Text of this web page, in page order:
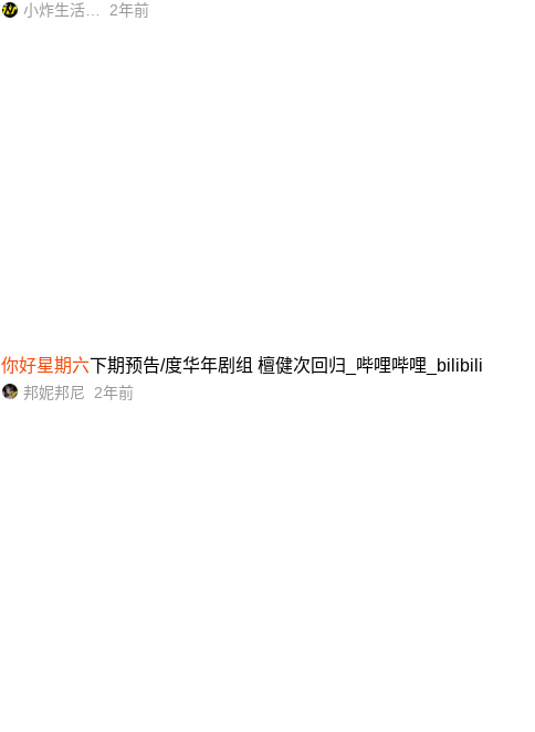
小炸生活日记 2年前
你好星期六下期预告/度华年剧组 檀健次回归_哔哩哔哩_bilibili
邦妮邦尼 2年前